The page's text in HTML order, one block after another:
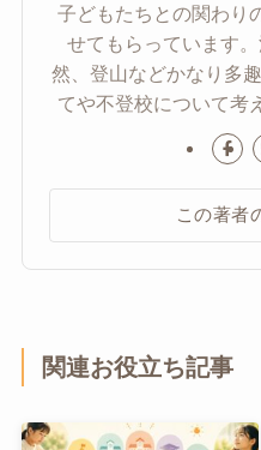
子どもたちとの関わり
せてもらっています
然、登山などかなり多
てや不登校について考
この著者
関連お役立ち記事